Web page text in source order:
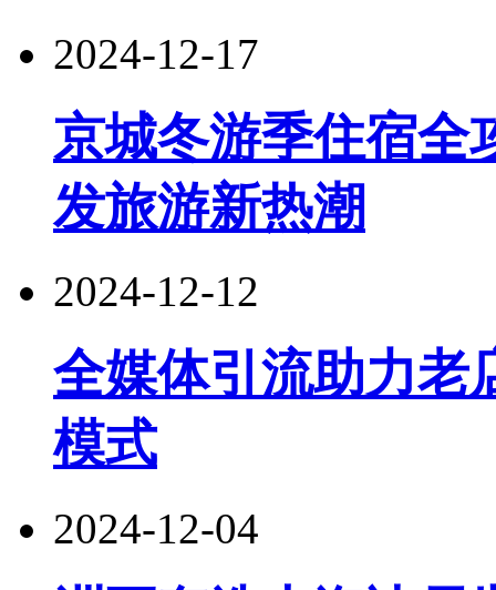
2024-12-17
京城冬游季住宿全
发旅游新热潮
2024-12-12
全媒体引流助力老
模式
2024-12-04